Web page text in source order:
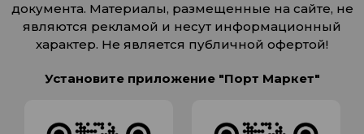
документа. Материалы, размещенные на сайте, не
являются рекламой и несут информационный
характер. Не является публичной офертой!
Установите приложение "Порт Маркет"